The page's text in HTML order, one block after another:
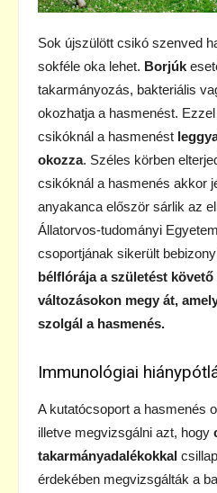
Sok újszülött csikó szenved
sokféle oka lehet. Borjúk
takarmányozás, bakteriális
okozhatja a hasmenést.
csikóknál a hasmenést
okozza. Széles körben
csikóknál a hasmenés akkor
anyakanca először sárlik az
Állatorvos-tudományi
csoportjának sikerült
bélflórája a születést
változásokon megy át,
szolgál a hasmenés.
Immunológiai
A kutatócsoport a hasmenés
illetve megvizsgálni azt, hogy
takarmányadalékokkal
érdekében megvizsgálták a